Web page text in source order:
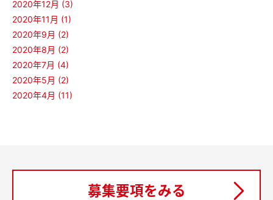
2020年12月 (3)
2020年11月 (1)
2020年9月 (2)
2020年8月 (2)
2020年7月 (4)
2020年5月 (2)
2020年4月 (11)
募集要項をみる